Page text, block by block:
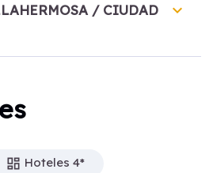
/ CIUDAD
keyboard_arrow_down
dashboard Hoteles 4*